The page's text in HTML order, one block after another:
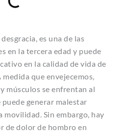
es una de las
en la tercera edad y puede
en la calidad de vida de
que envejecemos,
músculos se enfrentan al
generar malestar
Sin embargo, hay
de dolor de hombro en